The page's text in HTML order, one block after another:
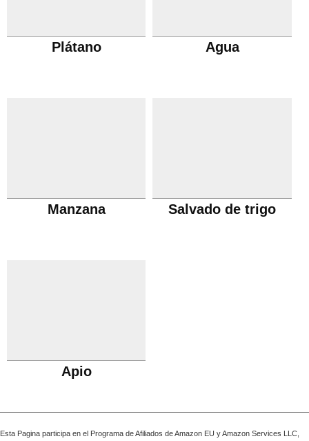
Plátano Agua
Manzana Salvado de trigo
Apio
Esta Pagina participa en el Programa de Afiliados de Amazon EU y Amazon Services LLC,